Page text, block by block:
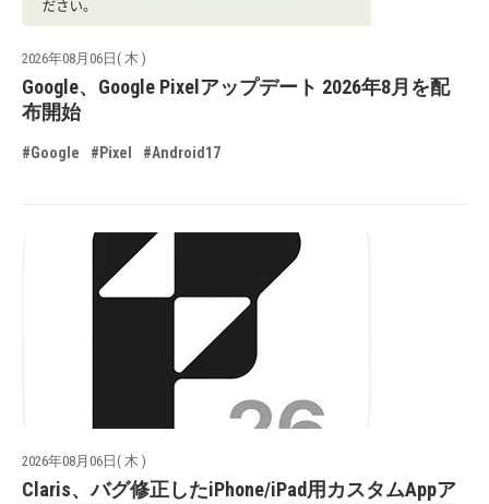
2026年08月06日( 木 )
Google、Google Pixelアップデート 2026年8月を配
布開始
#Google #Pixel #Android17
2026年08月06日( 木 )
Claris、バグ修正したiPhone/iPad用カスタムAppア